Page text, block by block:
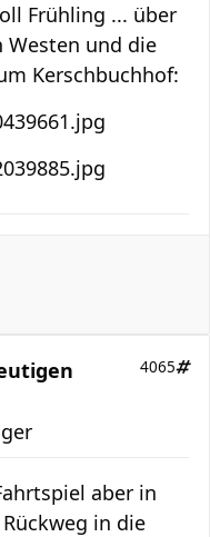
Frühling ... über
Westen und die
Kerschbuchhof:
4065
aber in
in die